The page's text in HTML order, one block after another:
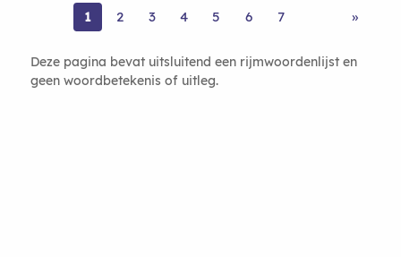
1 2 3 4 5 6 7 »
Deze pagina bevat uitsluitend een rijmwoordenlijst en
geen woordbetekenis of uitleg.